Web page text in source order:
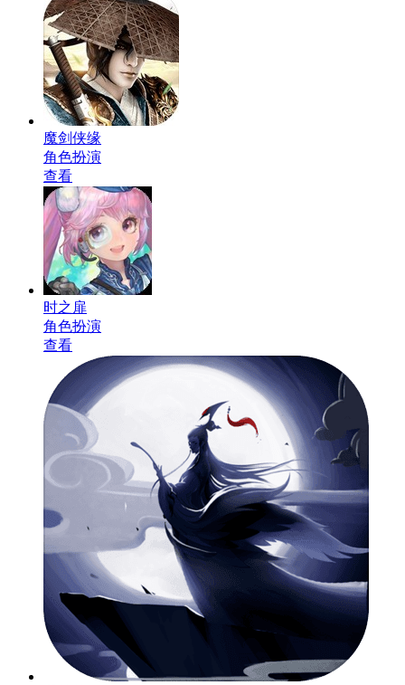
魔剑侠缘
角色扮演
查看
时之扉
角色扮演
查看